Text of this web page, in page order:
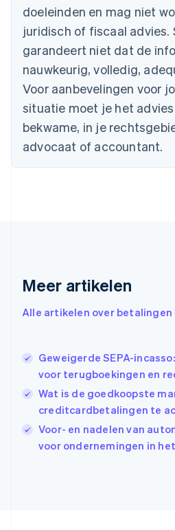
doeleinden en mag niet
juridisch of fiscaal advies.
garandeert niet dat de
nauwkeurig, volledig,
Voor aanbevelingen voor
situatie moet je het
bekwame, in je
advocaat of accountant.
Meer artikelen
Alle artikelen over betalingen
Geweigerde SEPA-
voor terugboekingen en
Wat is de goedkoopste
creditcardbetalingen te
Voor- en nadelen van
voor ondernemingen in
Bulgarije
English
Canada
English Français
Cyprus
English
Denemarken
Duitsland
DeutschEnglish
Estland
English
Finland
Hongarije
Hongkong SAR, China
English
English
Italië
ItalianoEnglish
日本語 English
Kroatië